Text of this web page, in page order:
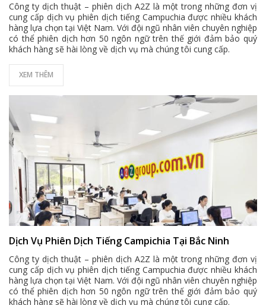
Công ty dịch thuật – phiên dịch A2Z là một trong những đơn vị
cung cấp dịch vụ phiên dịch tiếng Campuchia được nhiều khách
hàng lựa chọn tại Việt Nam. Với đội ngũ nhân viên chuyên nghiệp
có thể phiên dịch hơn 50 ngôn ngữ trên thế giới đảm bảo quý
khách hàng sẽ hài lòng về dịch vụ mà chúng tôi cung cấp.
XEM THÊM
Dịch Vụ Phiên Dịch Tiếng Campichia Tại Bắc Ninh
Công ty dịch thuật – phiên dịch A2Z là một trong những đơn vị
cung cấp dịch vụ phiên dịch tiếng Campuchia được nhiều khách
hàng lựa chọn tại Việt Nam. Với đội ngũ nhân viên chuyên nghiệp
có thể phiên dịch hơn 50 ngôn ngữ trên thế giới đảm bảo quý
khách hàng sẽ hài lòng về dịch vụ mà chúng tôi cung cấp.